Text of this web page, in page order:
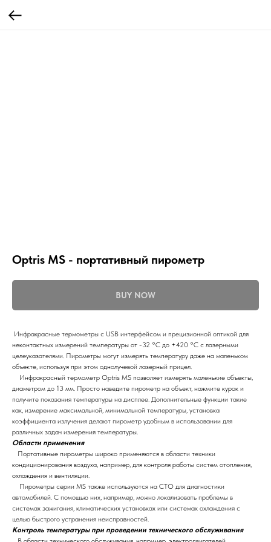
Optris MS - портативный пирометр
BUY NOW
Инфракрасные термометры с USB интерфейсом и прецизионной оптикой для
неконтактных измерений температуры от -32 °С до +420 °С с лазерными
целеуказателями. Пирометры могут измерять температуру даже на маленьком
объекте, используя при этом однолучевой лазерный прицел.
Инфракрасный термометр Optris MS позволяет измерять маленькие объекты,
диаметром до 13 мм. Просто наведите пирометр на объект, нажмите курок и
получите показания температуры на дисплее. Дополнительные функции такие
как, измерение максимальной, минимальной температуры, установка
коэффициента излучения делают пирометр удобным в использовании для
различных задач измерения температуры.
Области применения
Портативные пирометры широко применяются в области техники
кондиционирования воздуха, например, для контроля работы систем отопления,
охлаждения и вентиляции.
Пирометры серии MS также используются на СТО для диагностики
автомобилей. С помощью них, например, можно локализовать проблемы в
системах зажигания, климатических установках или системах охлаждения с
целью быстрого устранения неисправностей.
Контроль температуры при проведении технического обслуживания